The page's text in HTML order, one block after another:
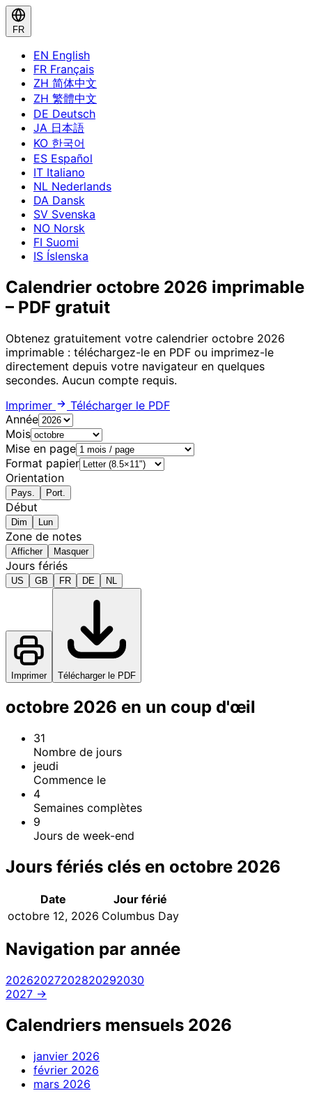
FR
EN English
FR Français
ZH 简体中文
ZH 繁體中文
DE Deutsch
JA 日本語
KO 한국어
ES Español
IT Italiano
NL Nederlands
DA Dansk
SV Svenska
NO Norsk
FI Suomi
IS Íslenska
Calendrier octobre 2026 imprimable
– PDF gratuit
Obtenez gratuitement votre calendrier octobre 2026
imprimable : téléchargez-le en PDF ou imprimez-le
directement depuis votre navigateur en quelques
secondes. Aucun compte requis.
Imprimer
Télécharger le PDF
Année
Mois
Mise en page
Format papier
Orientation
Pays. Port.
Début
Dim Lun
Zone de notes
Afficher Masquer
Jours fériés
US GB FR DE NL
Imprimer Télécharger le PDF
octobre 2026 en un coup d'œil
31
Nombre de jours
jeudi
Commence le
4
Semaines complètes
9
Jours de week-end
Jours fériés clés en octobre 2026
Date
Jour férié
octobre 12, 2026 Columbus Day
Navigation par année
20262027202820292030
2027 →
Calendriers mensuels 2026
janvier 2026
février 2026
mars 2026